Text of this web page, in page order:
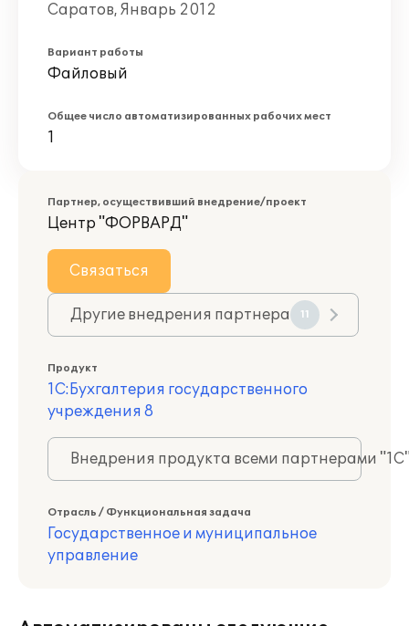
Саратов, Январь 2012
Вариант работы
Файловый
Общее число автоматизированных рабочих мест
1
Партнер, осуществивший внедрение/проект
Центр "ФОРВАРД"
Связаться
Другие внедрения партнера 11
Продукт
1С:Бухгалтерия государственного
учреждения 8
Внедрения продукта всеми партнерами
Отрасль / Функциональная задача
Государственное и муниципальное
управление